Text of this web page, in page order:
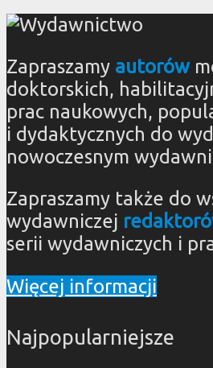
Zapraszamy autorów
doktorskich,
prac naukowych,
i dydaktycznych do
nowoczesnym
Zapraszamy także do
wydawniczej
serii wydawniczych i
Więcej informacji
Najpopularniejsze